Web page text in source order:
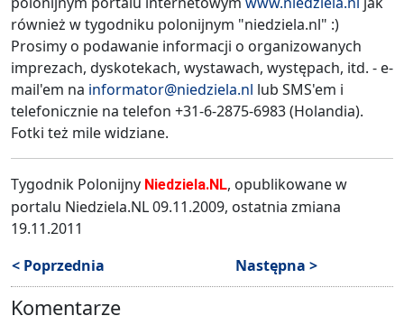
również w tygodniku polonijnym "niedziela.nl" :)
Prosimy o podawanie informacji o organizowanych
imprezach, dyskotekach, wystawach, występach, itd. - e-
mail'em na informator@niedziela.nl lub SMS'em i
telefonicznie na telefon +31-6-2875-6983 (Holandia).
Fotki też mile widziane.
Tygodnik Polonijny Niedziela.NL, opublikowane w
portalu Niedziela.NL 09.11.2009, ostatnia zmiana
19.11.2011
< Poprzednia
Następna >
Komentarze